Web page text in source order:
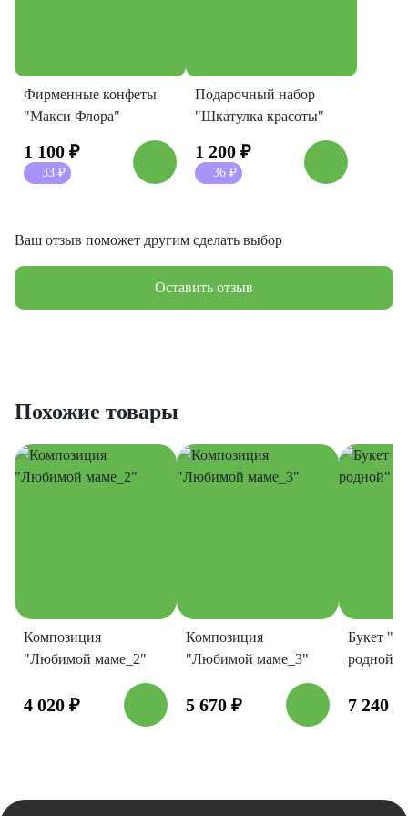
Фирменные конфеты
"Макси Флора"
1 100 ₽
33 ₽
Подарочный набор
"Шкатулка красоты"
1 200 ₽
36 ₽
Ваш отзыв поможет другим сделать выбор
Оставить отзыв
Похожие товары
Композиция
"Любимой маме_2"
4 020 ₽
Композиция
"Любимой маме_3"
5 670 ₽
Букет
родной"
7 240